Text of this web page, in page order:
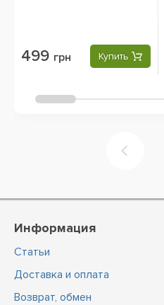
499 грн Купить
Информация
Статьи
Доставка и оплата
Возврат, обмен